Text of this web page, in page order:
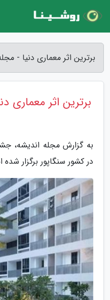
برترین اثر معماری دنیا -
برترین اثر معماری
به گزارش مجله اندیشه،
در کشور سنگاپور برگزار